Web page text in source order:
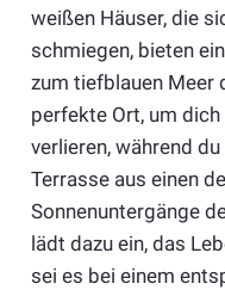
weißen Häuser, die
schmiegen, bieten
zum tiefblauen Meer
perfekte Ort, um
verlieren, während
Terrasse aus einen
Sonnenuntergänge
lädt dazu ein, das
sei es bei einem